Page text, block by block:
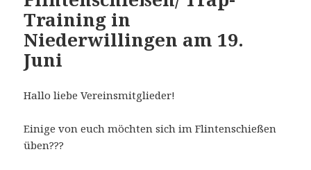
Training in
Niederwillingen am 19.
Juni
Hallo liebe Vereinsmitglieder!
Einige von euch möchten sich im Flintenschießen
üben???